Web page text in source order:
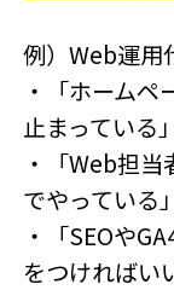
例）Web運用
・「ホーム
止まっている」
・「Web担
でやっている」
・「SEOや
をつければい